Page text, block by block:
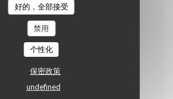
好的，全部接受
禁用
个性化
保密政策
undefined
6,00 EUR
Saint Nectaire
6,00 EUR